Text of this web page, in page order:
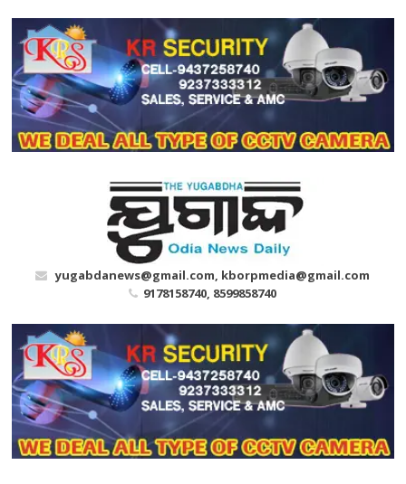
content
yugabdanews@gmail.com, kborpmedia@gmail.com
9178158740, 8599858740